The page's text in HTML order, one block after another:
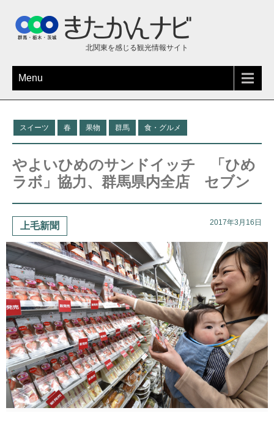
北関東を感じる観光情報サイト
Menu
スイーツ 春 果物 群馬 食・グルメ
やよいひめのサンドイッチ 「ひめ
ラボ」協力、群馬県内全店 セブン
上毛新聞 2017年3月16日